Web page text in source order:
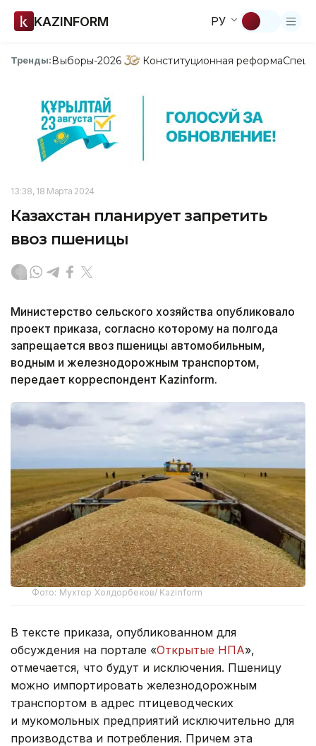
KAZINFORM РУ
Тренды:Выборы-2026 Конституционная реформа
13:38, 18 Марта 2024
Казахстан планирует запретить
ввоз пшеницы
Министерство сельского хозяйства опубликовало
проект приказа, согласно которому на полгода
запрещается ввоз пшеницы автомобильным,
водным и железнодорожным транспортом,
передает корреспондент Kazinform.
Фото: Мухтор Холдорбеков/ Kazinform
В тексте приказа, опубликованном для
обсуждения на портале «Открытые НПА»,
отмечается, что будут и исключения. Пшеницу
можно импортировать железнодорожным
транспортом в адрес птицеводческих
и мукомольных предприятий исключительно для
производства и потребления. Причем эта